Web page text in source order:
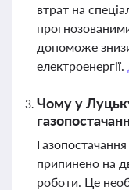
втрат на
допоможе
електроенергії.
Чому у
припинено на
роботи. Це